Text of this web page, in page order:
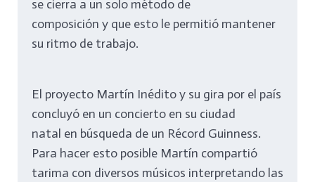
se cierra a un solo método de
composición y que esto le permitió mantener
su ritmo de trabajo.
El proyecto Martín Inédito y su gira por el país
concluyó en un concierto en su ciudad
natal en búsqueda de un Récord Guinness.
Para hacer esto posible Martín compartió
tarima con diversos músicos interpretando las